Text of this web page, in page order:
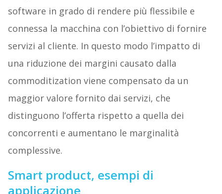
software in grado di rendere più flessibile e
connessa la macchina con l’obiettivo di fornire
servizi al cliente. In questo modo l’impatto di
una riduzione dei margini causato dalla
commoditization viene compensato da un
maggior valore fornito dai servizi, che
distinguono l’offerta rispetto a quella dei
concorrenti e aumentano le marginalità
complessive.
Smart product, esempi di
applicazione